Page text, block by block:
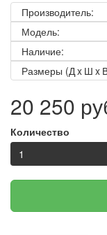
Производитель:
Модель:
Наличие:
Размеры (Д x Ш x
20 250
Количество